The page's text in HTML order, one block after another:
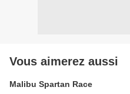
Vous aimerez aussi
Malibu Spartan Race